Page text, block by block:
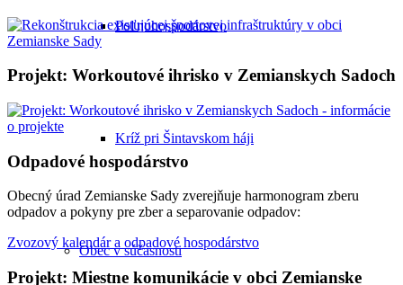
Poľnohospodárstvo
Kríž pri Šintavskom háji
Obec v súčasnosti
Projekt: Workoutové ihrisko v Zemianskych Sadoch
Odpadové hospodárstvo
Obecný úrad Zemianske Sady zverejňuje harmonogram zberu
odpadov a pokyny pre zber a separovanie odpadov:
Zvozový kalendár a odpadové hospodárstvo
Projekt: Miestne komunikácie v obci Zemianske